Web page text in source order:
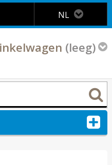
NL
(leeg)